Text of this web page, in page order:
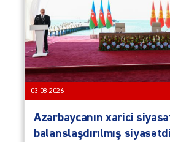
03.08.2026
Azərbaycanın xarici
balanslaşdırılmış